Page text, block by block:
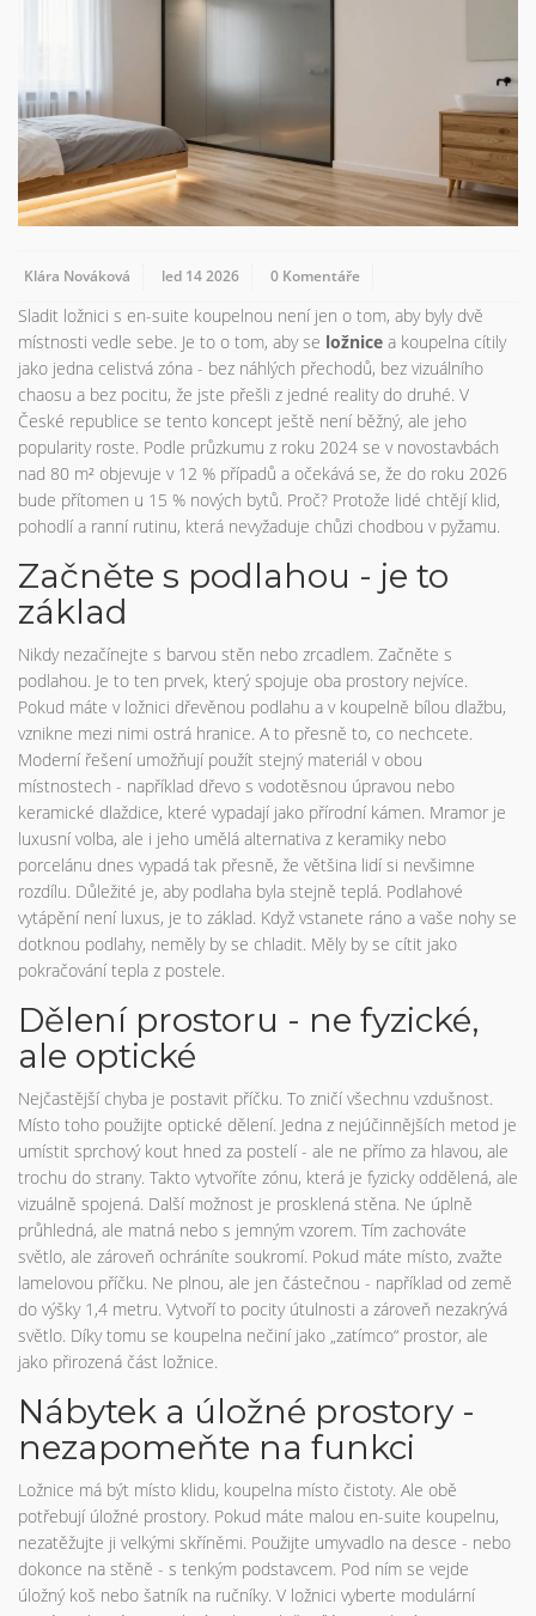
Klára Nováková led 14 2026 0 Komentáře
Sladit ložnici s en-suite koupelnou není jen o tom, aby byly dvě
místnosti vedle sebe. Je to o tom, aby se ložnice a koupelna cítily
jako jedna celistvá zóna - bez náhlých přechodů, bez vizuálního
chaosu a bez pocitu, že jste přešli z jedné reality do druhé. V
České republice se tento koncept ještě není běžný, ale jeho
popularity roste. Podle průzkumu z roku 2024 se v novostavbách
nad 80 m² objevuje v 12 % případů a očekává se, že do roku 2026
bude přítomen u 15 % nových bytů. Proč? Protože lidé chtějí klid,
pohodlí a ranní rutinu, která nevyžaduje chůzi chodbou v pyžamu.
Začněte s podlahou - je to
základ
Nikdy nezačínejte s barvou stěn nebo zrcadlem. Začněte s
podlahou. Je to ten prvek, který spojuje oba prostory nejvíce.
Pokud máte v ložnici dřevěnou podlahu a v koupelně bílou dlažbu,
vznikne mezi nimi ostrá hranice. A to přesně to, co nechcete.
Moderní řešení umožňují použít stejný materiál v obou
místnostech - například dřevo s vodotěsnou úpravou nebo
keramické dlaždice, které vypadají jako přírodní kámen. Mramor je
luxusní volba, ale i jeho umělá alternativa z keramiky nebo
porcelánu dnes vypadá tak přesně, že většina lidí si nevšimne
rozdílu. Důležité je, aby podlaha byla stejně teplá. Podlahové
vytápění není luxus, je to základ. Když vstanete ráno a vaše nohy se
dotknou podlahy, neměly by se chladit. Měly by se cítit jako
pokračování tepla z postele.
Dělení prostoru - ne fyzické,
ale optické
Nejčastější chyba je postavit příčku. To zničí všechnu vzdušnost.
Místo toho použijte optické dělení. Jedna z nejúčinnějších metod je
umístit sprchový kout hned za postelí - ale ne přímo za hlavou, ale
trochu do strany. Takto vytvoříte zónu, která je fyzicky oddělená, ale
vizuálně spojená. Další možnost je prosklená stěna. Ne úplně
průhledná, ale matná nebo s jemným vzorem. Tím zachováte
světlo, ale zároveň ochráníte soukromí. Pokud máte místo, zvažte
lamelovou příčku. Ne plnou, ale jen částečnou - například od země
do výšky 1,4 metru. Vytvoří to pocity útulnosti a zároveň nezakrývá
světlo. Díky tomu se koupelna nečiní jako „zatímco“ prostor, ale
jako přirozená část ložnice.
Nábytek a úložné prostory -
nezapomeňte na funkci
Ložnice má být místo klidu, koupelna místo čistoty. Ale obě
potřebují úložné prostory. Pokud máte malou en-suite koupelnu,
nezatěžujte ji velkými skříněmi. Použijte umyvadlo na desce - nebo
dokonce na stěně - s tenkým podstavcem. Pod ním se vejde
úložný koš nebo šatník na ručníky. V ložnici vyberte modulární